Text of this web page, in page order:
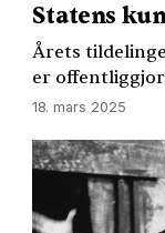
Statens
Årets
er
18. mars 2025